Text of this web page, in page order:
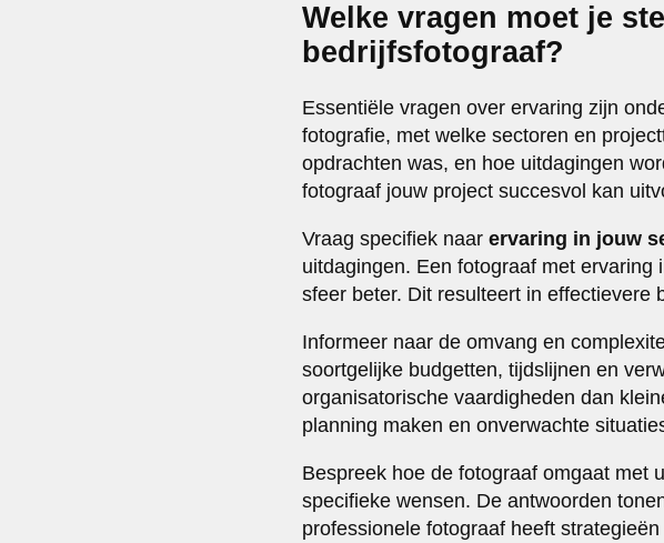
Welke vragen moet je
bedrijfsfotograaf?
Essentiële vragen over ervaring zijn
fotografie, met welke sectoren en
opdrachten was, en hoe uitdagingen
fotograaf jouw project succesvol kan
Vraag specifiek naar ervaring in jouw
uitdagingen. Een fotograaf met
sfeer beter. Dit resulteert in effectievere
Informeer naar de omvang en
soortgelijke budgetten, tijdslijnen en
organisatorische vaardigheden dan
planning maken en onverwachte
Bespreek hoe de fotograaf omgaat met
specifieke wensen. De antwoorden
professionele fotograaf heeft